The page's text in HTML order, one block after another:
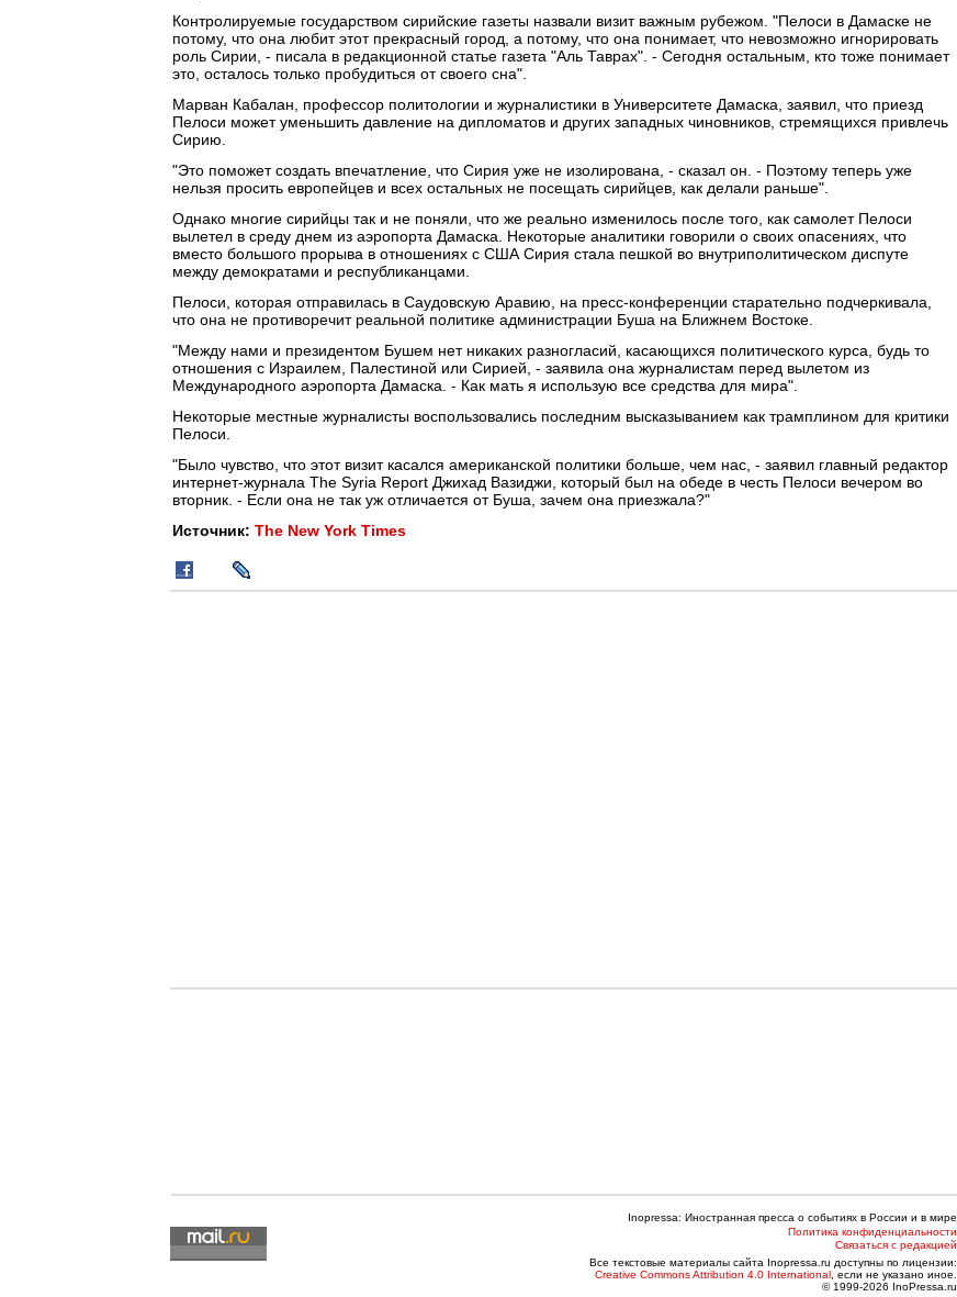
Контролируемые государством сирийские газеты назвали визит важным рубежом. "Пелоси в Дамаске не
потому, что она любит этот прекрасный город, а потому, что она понимает, что невозможно игнорировать
роль Сирии, - писала в редакционной статье газета "Аль Таврах". - Сегодня остальным, кто тоже понимает
это, осталось только пробудиться от своего сна".
Марван Кабалан, профессор политологии и журналистики в Университете Дамаска, заявил, что приезд
Пелоси может уменьшить давление на дипломатов и других западных чиновников, стремящихся привлечь
Сирию.
"Это поможет создать впечатление, что Сирия уже не изолирована, - сказал он. - Поэтому теперь уже
нельзя просить европейцев и всех остальных не посещать сирийцев, как делали раньше".
Однако многие сирийцы так и не поняли, что же реально изменилось после того, как самолет Пелоси
вылетел в среду днем из аэропорта Дамаска. Некоторые аналитики говорили о своих опасениях, что
вместо большого прорыва в отношениях с США Сирия стала пешкой во внутриполитическом диспуте
между демократами и республиканцами.
Пелоси, которая отправилась в Саудовскую Аравию, на пресс-конференции старательно подчеркивала,
что она не противоречит реальной политике администрации Буша на Ближнем Востоке.
"Между нами и президентом Бушем нет никаких разногласий, касающихся политического курса, будь то
отношения с Израилем, Палестиной или Сирией, - заявила она журналистам перед вылетом из
Международного аэропорта Дамаска. - Как мать я использую все средства для мира".
Некоторые местные журналисты воспользовались последним высказыванием как трамплином для критики
Пелоси.
"Было чувство, что этот визит касался американской политики больше, чем нас, - заявил главный редактор
интернет-журнала The Syria Report Джихад Вазиджи, который был на обеде в честь Пелоси вечером во
вторник. - Если она не так уж отличается от Буша, зачем она приезжала?"
Источник: The New York Times
Inopressa: Иностранная пресса о событиях в России и в мире
Политика конфиденциальности
Связаться с редакцией
Все текстовые материалы сайта Inopressa.ru доступны по лицензии:
Creative Commons Attribution 4.0 International , если не указано иное.
© 1999-2026 InoPressa.ru